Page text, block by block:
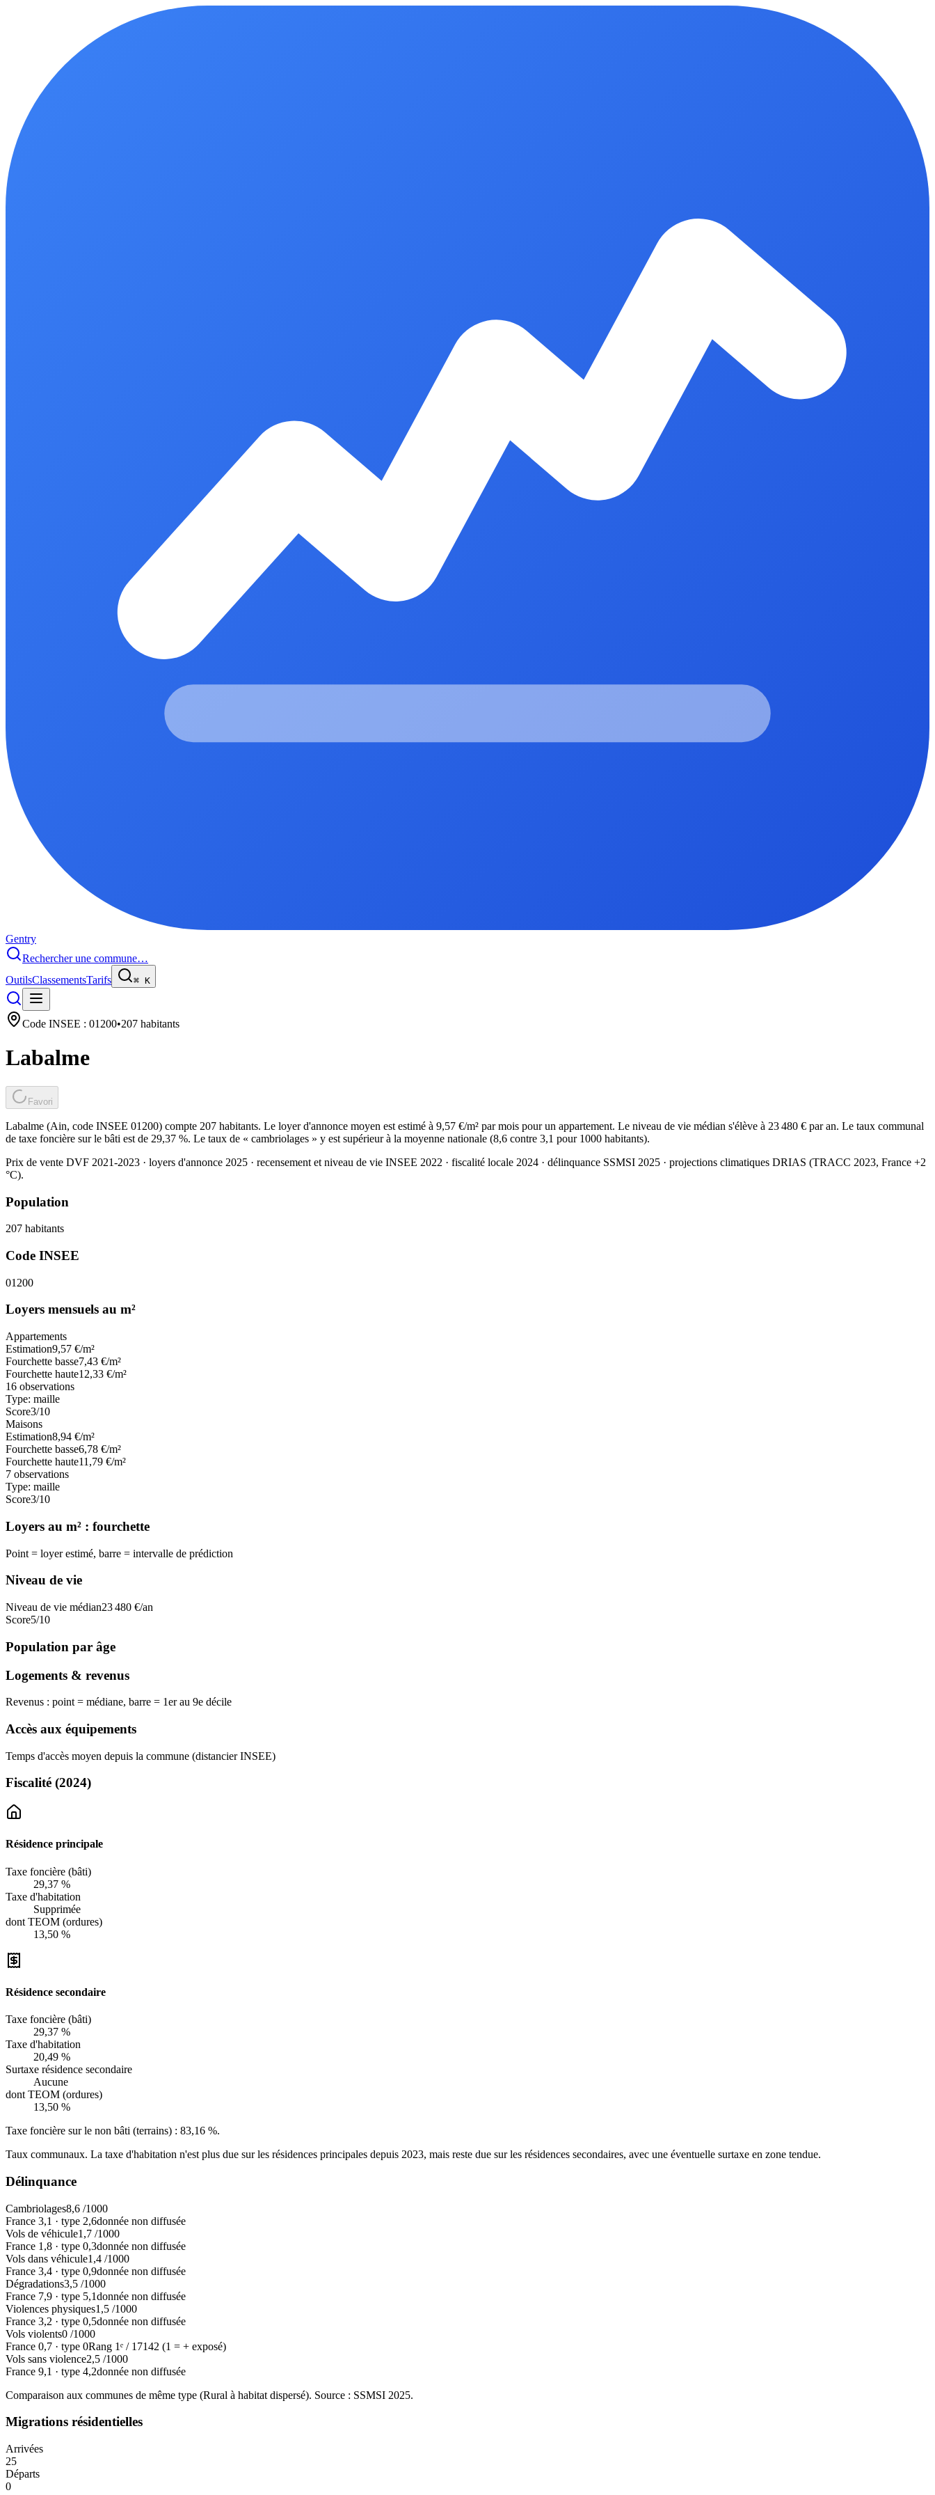
Gentry
Rechercher une commune…
OutilsClassementsTarifs ⌘ K
Code INSEE : 01200•207 habitants
Labalme
Favori
Labalme (Ain, code INSEE 01200) compte 207 habitants. Le loyer d'annonce moyen est estimé à 9,57 €/m² par mois pour un appartement. Le niveau de vie médian s'élève à 23 480 € par an. Le taux communal
de taxe foncière sur le bâti est de 29,37 %. Le taux de « cambriolages » y est supérieur à la moyenne nationale (8,6 contre 3,1 pour 1000 habitants).
Prix de vente DVF 2021-2023 · loyers d'annonce 2025 · recensement et niveau de vie INSEE 2022 · fiscalité locale 2024 · délinquance SSMSI 2025 · projections climatiques DRIAS (TRACC 2023, France +2
°C).
Population
207 habitants
Code INSEE
01200
Loyers mensuels au m²
Appartements
Estimation9,57 €/m²
Fourchette basse7,43 €/m²
Fourchette haute12,33 €/m²
16 observations
Type: maille
Score3/10
Maisons
Estimation8,94 €/m²
Fourchette basse6,78 €/m²
Fourchette haute11,79 €/m²
7 observations
Type: maille
Score3/10
Loyers au m² : fourchette
Point = loyer estimé, barre = intervalle de prédiction
Niveau de vie
Niveau de vie médian23 480 €/an
Score5/10
Population par âge
Logements & revenus
Revenus : point = médiane, barre = 1er au 9e décile
Accès aux équipements
Temps d'accès moyen depuis la commune (distancier INSEE)
Fiscalité (2024)
Résidence principale
Taxe foncière (bâti)
29,37 %
Taxe d'habitation
Supprimée
dont TEOM (ordures)
13,50 %
Résidence secondaire
Taxe foncière (bâti)
29,37 %
Taxe d'habitation
20,49 %
Surtaxe résidence secondaire
Aucune
dont TEOM (ordures)
13,50 %
Taxe foncière sur le non bâti (terrains) : 83,16 %.
Taux communaux. La taxe d'habitation n'est plus due sur les résidences principales depuis 2023, mais reste due sur les résidences secondaires, avec une éventuelle surtaxe en zone tendue.
Délinquance
Cambriolages8,6 /1000
France 3,1 · type 2,6donnée non diffusée
Vols de véhicule1,7 /1000
France 1,8 · type 0,3donnée non diffusée
Vols dans véhicule1,4 /1000
France 3,4 · type 0,9donnée non diffusée
Dégradations3,5 /1000
France 7,9 · type 5,1donnée non diffusée
Violences physiques1,5 /1000
France 3,2 · type 0,5donnée non diffusée
Vols violents0 /1000
France 0,7 · type 0Rang 1ᵉ / 17142 (1 = + exposé)
Vols sans violence2,5 /1000
France 9,1 · type 4,2donnée non diffusée
Comparaison aux communes de même type (Rural à habitat dispersé). Source : SSMSI 2025.
Migrations résidentielles
Arrivées
25
Départs
0